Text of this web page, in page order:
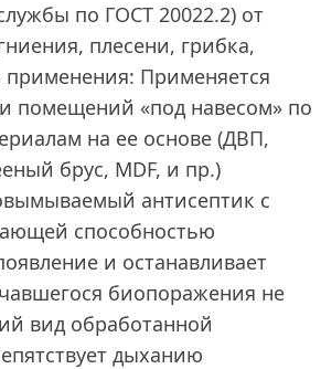
по ГОСТ 20022.2) от
плесени, грибка,
применения: Применяется
помещений «под навесом» по
на ее основе (ДВП,
брус, MDF, и пр.)
антисептик с
способностью
и останавливает
биопоражения не
вид обработанной
дыханию